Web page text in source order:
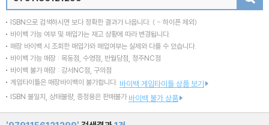
ISBN으로 검색하시면 보다 정확한 결과가 나옵니다. ( - 하이픈 제외)
바이백 가능 여부 및 매입가는 재고 상황에 따라 변경됩니다.
매장 바이백 시 조회한 매입가와 매입여부는 실제와 다를 수 있습니다.
바이백 가능 매장 : 목동점, 수영점, 반월당점, 청주NC점
바이백 불가 매장 : 강서NC점, 구의점
게임타이틀은 매장바이백이 불가합니다. 바이백 게임타이틀 상품 보기
ISBN 불일치, 상태불량, 증정용은 판매불가 바이백 불가 상품